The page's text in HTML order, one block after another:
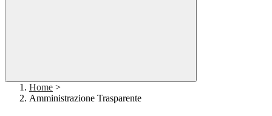
Home >
Amministrazione Trasparente